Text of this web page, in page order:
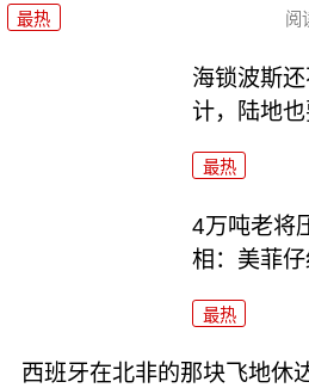
最热 阅
海锁波斯
计，陆地
最热
4万吨老将
相：美菲
最热
西班牙在北非的那块飞地休